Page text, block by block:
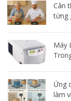
Cân
từng
Máy
Ứng
làm